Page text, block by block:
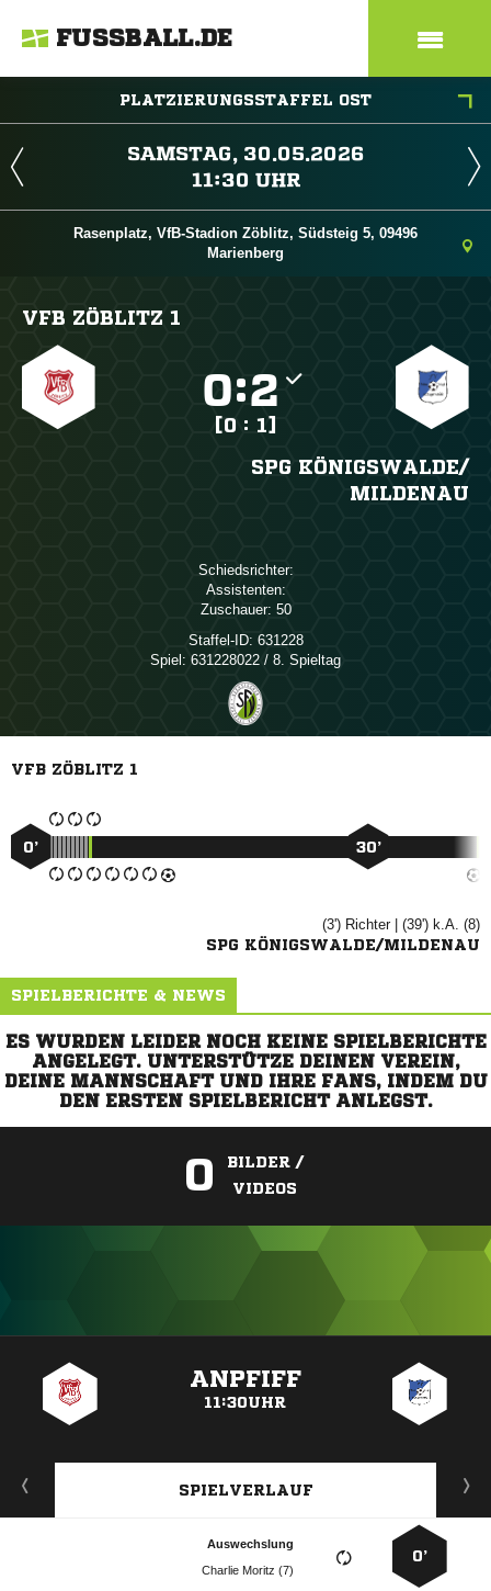
FUSSBALL.DE
PLATZIERUNGSSTAFFEL OST
 
 
Rasenplatz, VfB-Stadion Zöblitz, Südsteig 5, 09496
Marienberg
VFB ZÖBLITZ 1
:
[0 : 1]
SPG KÖNIGSWALDE/​
MILDENAU
Schiedsrichter:
Assistenten:
Zuschauer: 50
Staffel-ID: 631228
Spiel: 631228022 / 8. Spieltag
VFB ZÖBLITZ 1
0’ 30’
(3') | (39') k.A. (8)
SPG KÖNIGSWALDE/MILDENAU
SPIELBERICHTE & NEWS
ES WURDEN LEIDER NOCH KEINE SPIELBERICHTE
ANGELEGT. UNTERSTÜTZE DEINEN VEREIN,
DEINE MANNSCHAFT UND IHRE FANS, INDEM DU
DEN ERSTEN SPIELBERICHT ANLEGST.
0
BILDER /
VIDEOS
ANPFIFF
11:30UHR
SPIELVERLAUF
0’
Auswechslung
  